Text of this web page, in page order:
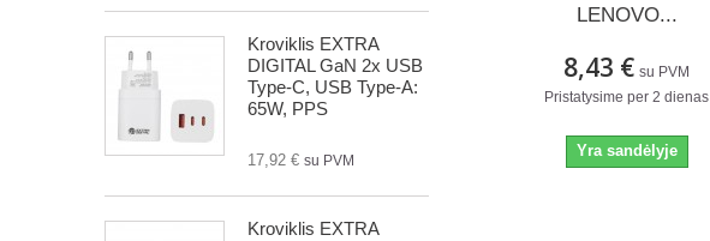
Kroviklis EXTRA
DIGITAL GaN 2x USB
Type-C, USB Type-A:
65W, PPS
17,92 € su PVM
Kroviklis EXTRA
LENOVO...
8,43 € su PVM
Pristatysime per 2 dienas
Yra sandėlyje